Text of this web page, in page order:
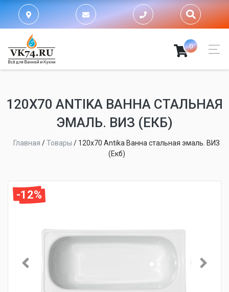
0
120Х70 ANTIKA ВАННА СТАЛЬНАЯ
ЭМАЛЬ. ВИЗ (ЕКБ)
Главная /Товары / 120х70 Antika Ванна стальная эмаль. ВИЗ
(Екб)
-12%